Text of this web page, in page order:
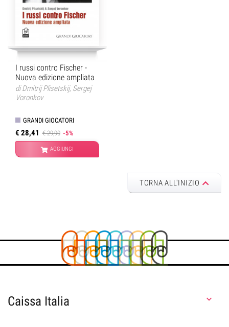
I russi contro Fischer -
Nuova edizione ampliata
diDmitrij Plisetskij, Sergej
Voronkov
GRANDI GIOCATORI
€ 28,41 € 29,90 -5%
AGGIUNGI
TORNA ALL'INIZIO
Caissa Italia 